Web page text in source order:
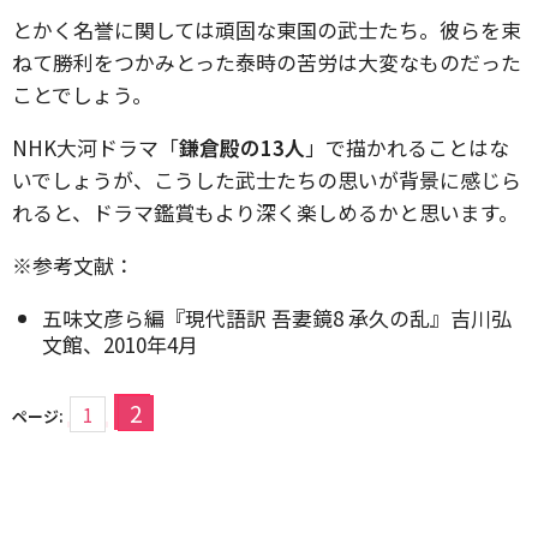
とかく名誉に関しては頑固な東国の武士たち。彼らを束
ねて勝利をつかみとった泰時の苦労は大変なものだった
ことでしょう。
NHK大河ドラマ「鎌倉殿の13人」で描かれることはな
いでしょうが、こうした武士たちの思いが背景に感じら
れると、ドラマ鑑賞もより深く楽しめるかと思います。
※参考文献：
五味文彦ら編『現代語訳 吾妻鏡8 承久の乱』吉川弘
文館、2010年4月
ページ: 1 2